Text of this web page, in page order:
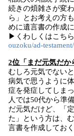
続きの煩雑さが変
ら」とお考えの方
めに遺言書の作成
▶くわしくはこち
ouzoku/ad-testament/
2位「まだ元気だか
むしろ元気でない
病気で思うように
症を発症してしま
人では50代から準
だ元気だけど、「
た」という方は、
言書を作成してお